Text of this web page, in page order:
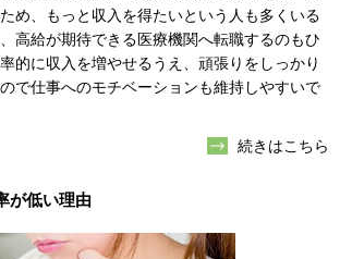
め、もっと収入を得たいという人も多くいる
高給が期待できる医療機関へ転職するのもひ
的に収入を増やせるうえ、頑張りをしっかり
で仕事へのモチベーションも維持しやすいで
続きはこちら
が低い理由